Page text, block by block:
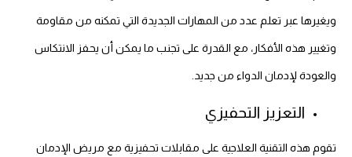
ويغيرها عبر تعلم عدد من المهارات الجديدة التي تمكنه من مقاومة
وتغيير هذه الأفكار، مع القدرة على تجنب ما يمكن أن يحفز الانتكاس
والعودة لإدمان الدواء من جديد.
التعزيز التحفيزي
تقوم هذه التقنية العلاجية على مقابلات تحفيزية مع مريض الإدمان